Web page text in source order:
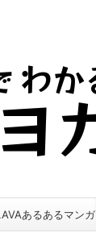
あるあるマンガ